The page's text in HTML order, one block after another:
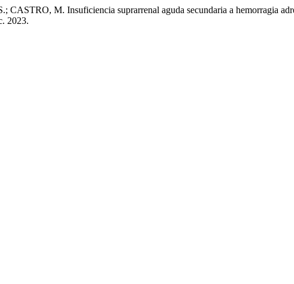
M. Insuficiencia suprarrenal aguda secundaria a hemorragia
2023.